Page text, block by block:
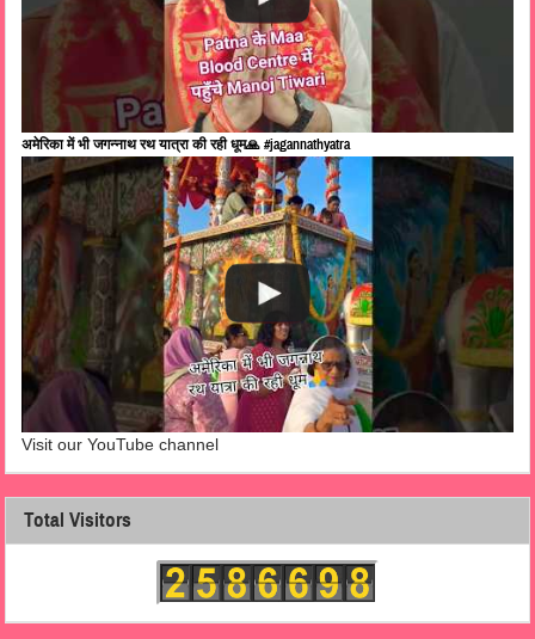
अमेरिका में भी जगन्नाथ रथ यात्रा की रही धूम🙏 #jagannathyatra
Visit our YouTube channel
Total Visitors